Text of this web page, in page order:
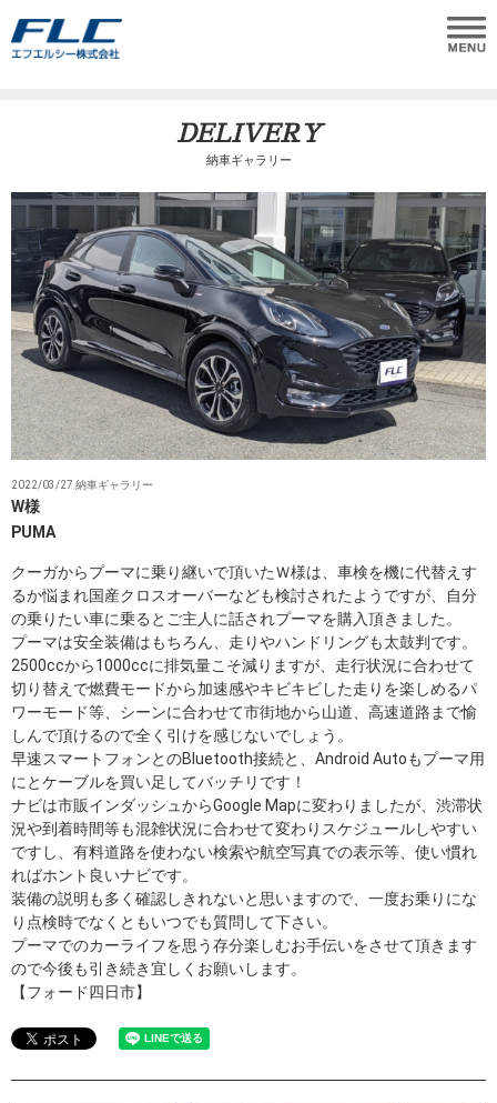
DELIVERY
納車ギャラリー
2022/03/27 納車ギャラリー
W様
PUMA
クーガからプーマに乗り継いで頂いたＷ様は、車検を機に代替えす
るか悩まれ国産クロスオーバーなども検討されたようですが、自分
の乗りたい車に乗るとご主人に話されプーマを購入頂きました。
プーマは安全装備はもちろん、走りやハンドリングも太鼓判です。
2500ccから1000ccに排気量こそ減りますが、走行状況に合わせて
切り替えで燃費モードから加速感やキビキビした走りを楽しめるパ
ワーモード等、シーンに合わせて市街地から山道、高速道路まで愉
しんで頂けるので全く引けを感じないでしょう。
早速スマートフォンとのBluetooth接続と、Android Autoもプーマ用
にとケーブルを買い足してバッチリです！
ナビは市販インダッシュからGoogle Mapに変わりましたが、渋滞状
況や到着時間等も混雑状況に合わせて変わりスケジュールしやすい
ですし、有料道路を使わない検索や航空写真での表示等、使い慣れ
ればホント良いナビです。
装備の説明も多く確認しきれないと思いますので、一度お乗りにな
り点検時でなくともいつでも質問して下さい。
プーマでのカーライフを思う存分楽しむお手伝いをさせて頂きます
ので今後も引き続き宜しくお願いします。
【フォード四日市】